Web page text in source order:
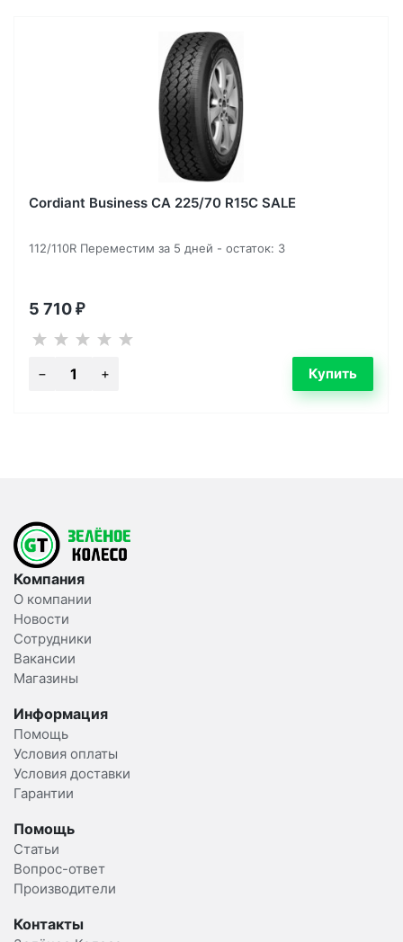
Cordiant Business CA 225/70 R15C SALE
112/110R Переместим за 5 дней - остаток: 3
5 710 ₽
Компания
О компании
Новости
Сотрудники
Вакансии
Магазины
Информация
Помощь
Условия оплаты
Условия доставки
Гарантии
Помощь
Статьи
Вопрос-ответ
Производители
Контакты